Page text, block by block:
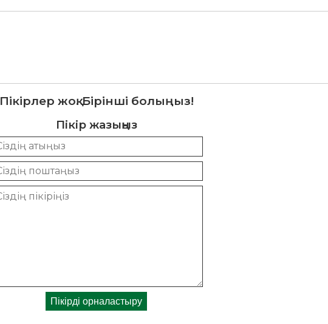
Пікірлер жоқ. Бірінші болыңыз!
Пікір жазыңыз